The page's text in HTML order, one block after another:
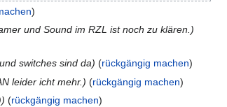
und Sound im RZL ist noch zu klären.
switches sind da
rückgängig machen
leider icht mehr.
rückgängig machen
rückgängig machen